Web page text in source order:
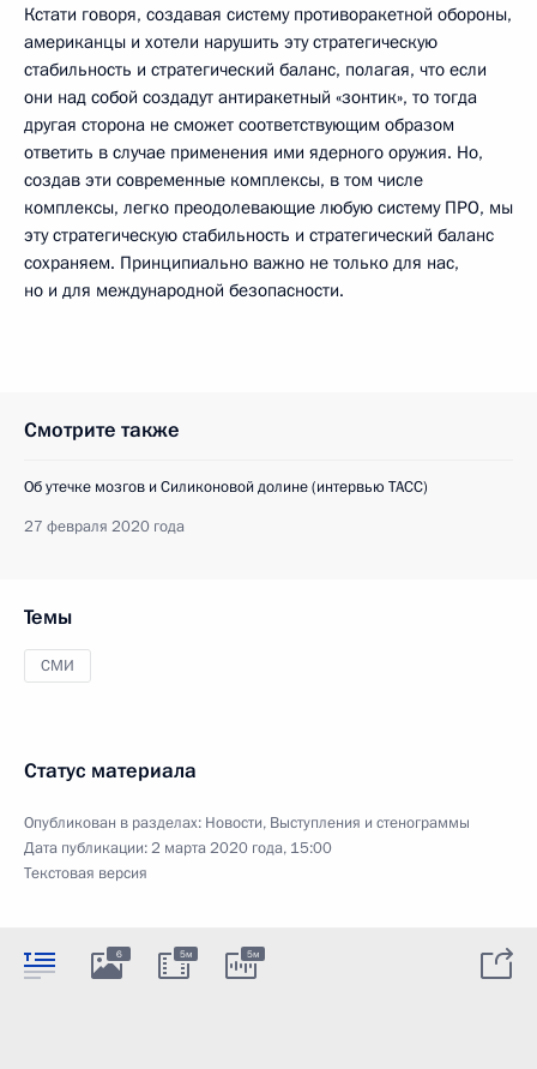
Кстати говоря, создавая систему противоракетной обороны,
американцы и хотели нарушить эту стратегическую
стабильность и стратегический баланс, полагая, что если
они над собой создадут антиракетный «зонтик», то тогда
другая сторона не сможет соответствующим образом
ответить в случае применения ими ядерного оружия. Но,
создав эти современные комплексы, в том числе
комплексы, легко преодолевающие любую систему ПРО, мы
эту стратегическую стабильность и стратегический баланс
сохраняем. Принципиально важно не только для нас,
но и для международной безопасности.
Смотрите также
Об утечке мозгов и Силиконовой долине (интервью ТАСС)
27 февраля 2020 года
Темы
СМИ
Статус материала
Опубликован в разделах: Новости, Выступления и стенограммы
Дата публикации:2 марта 2020 года, 15:00
Текстовая версия
6 5м 5м